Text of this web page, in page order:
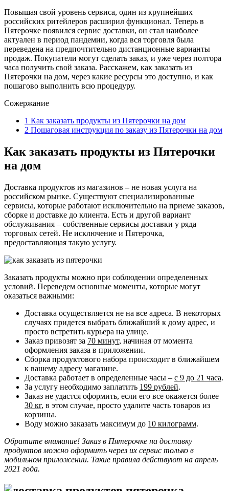
Повышая свой уровень сервиса, один из крупнейших
российских ритейлеров расширил функционал. Теперь в
Пятерочке появился сервис доставки, он стал наиболее
актуален в период пандемии, когда вся торговля была
переведена на предпочтительно дистанционные варианты
продаж. Покупатели могут сделать заказ, и уже через полтора
часа получить свой заказа. Расскажем, как заказать из
Пятерочки на дом, через какие ресурсы это доступно, и как
пошагово выполнить всю процедуру.
Сожержание
1 Как заказать продукты из Пятерочки на дом
2 Пошаговая инструкция по заказу из Пятерочки на дом
Как заказать продукты из Пятерочки
на дом
Доставка продуктов из магазинов – не новая услуга на
российском рынке. Существуют специализированные
сервисы, которые работают исключительно на приеме заказов,
сборке и доставке до клиента. Есть и другой вариант
обслуживания – собственные сервисы доставки у ряда
торговых сетей. Не исключение и Пятерочка,
предоставляющая такую услугу.
Заказать продукты можно при соблюдении определенных
условий. Переведем основные моменты, которые могут
оказаться важными:
Доставка осуществляется не на все адреса. В некоторых
случаях придется выбрать ближайший к дому адрес, и
просто встретить курьера на улице.
Заказ привозят за 70 минут, начиная от момента
оформления заказа в приложении.
Сборка продуктового набора происходит в ближайшем
к вашему адресу магазине.
Доставка работает в определенные часы – с 9 до 21 часа.
За услугу необходимо заплатить 199 рублей.
Заказ не удастся оформить, если его все окажется более
30 кг, в этом случае, просто удалите часть товаров из
корзины.
Воду можно заказать максимум до 10 килограмм.
Обратите внимание! Заказ в Пятерочке на доставку
продуктов можно оформить через их сервис только в
мобильном приложении. Такие правила действуют на апрель
2021 года.